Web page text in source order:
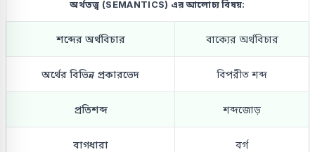
অর্থতত্ত্ব (SEMANTICS) এর আলোচ্য বিষয়:
শব্দের অর্থবিচার বাক্যের অর্থবিচার
অর্থের বিভিন্ন প্রকারভেদ বিপরীত শব্দ
প্রতিশব্দ শব্দজোড়
বাগধারা বর্গ